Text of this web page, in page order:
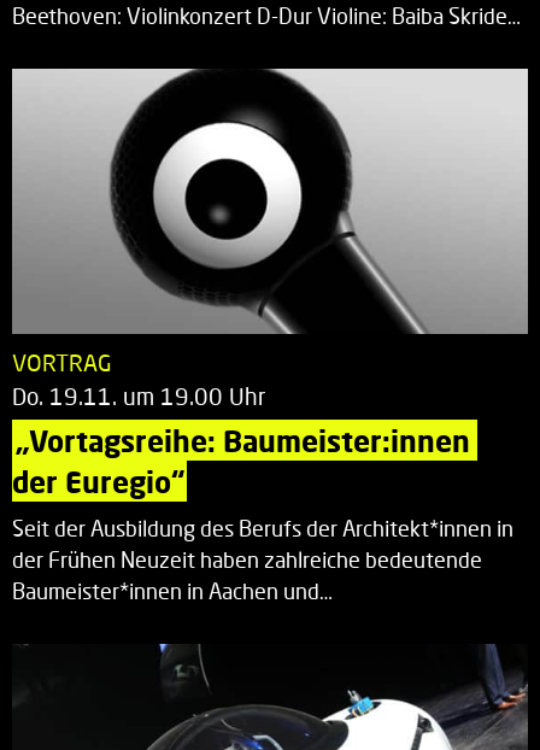
Beethoven: Violinkonzert D-Dur Violine: Baiba Skride…
VORTRAG
Do. 19.11. um 19.00 Uhr
„Vortagsreihe: Baumeister:innen
der Euregio“
Seit der Ausbildung des Berufs der Architekt*innen in
der Frühen Neuzeit haben zahlreiche bedeutende
Baumeister*innen in Aachen und…